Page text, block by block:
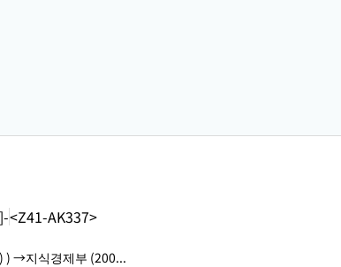
<Z41-AK337>
) →지식경제부 (200...